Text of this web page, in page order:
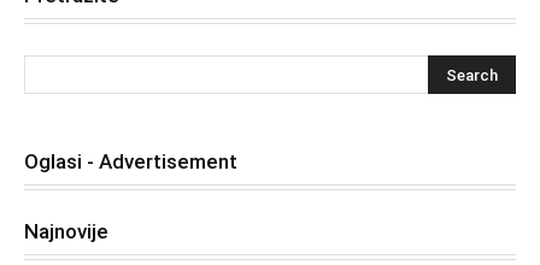
Oglasi - Advertisement
Najnovije